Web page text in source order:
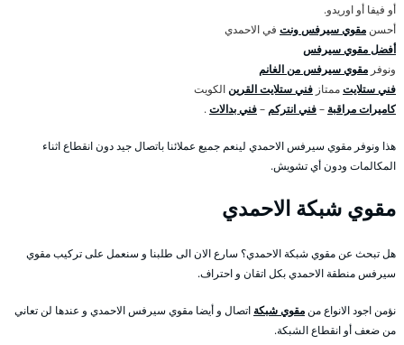
أو فيفا أو اوريدو.
أحسن مقوي سيرفس ونت في الاحمدي
أفضل مقوي سيرفس
ونوفر مقوي سيرفس من الغانم
فني ستلايتممتاز فني ستلايت القرينالكويت
كاميرات مراقبة –فني انتركم –فني بدالات.
هذا ونوفر مقوي سيرفس الاحمدي لينعم جميع عملائنا باتصال جيد دون انقطاع اثناء
المكالمات ودون أي تشويش.
مقوي شبكة الاحمدي
هل تبحث عن مقوي شبكة الاحمدي؟ سارع الان الى طلبنا و سنعمل على تركيب مقوي
سيرفس منطقة الاحمدي بكل اتقان و احتراف.
نؤمن اجود الانواع منمقوي شبكة اتصال و أيضا مقوي سيرفس الاحمدي و عندها لن تعاني
من ضعف أو انقطاع الشبكة.